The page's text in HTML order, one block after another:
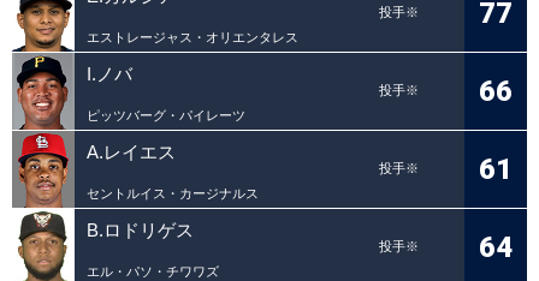
投手※
エストレージャス・オリエンタレス
77
I.ノバ
投手※
ピッツバーグ・パイレーツ
66
A.レイエス
投手※
セントルイス・カージナルス
61
B.ロドリゲス
投手※
エル・パソ・チワワズ
64